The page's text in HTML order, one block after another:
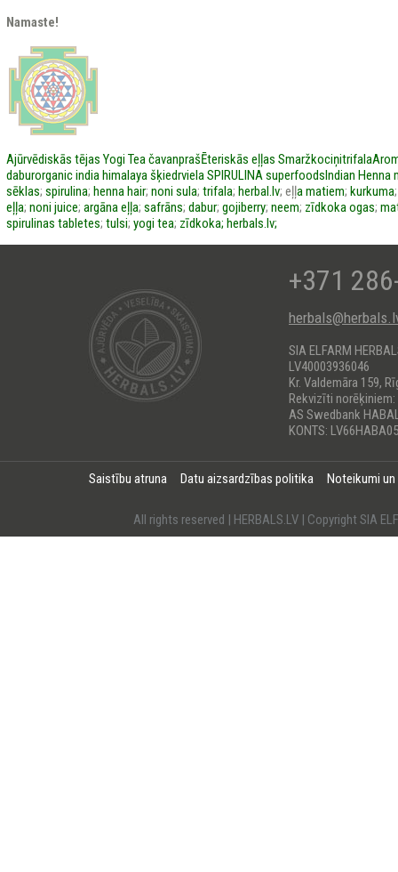
Namaste!
Ajūrvēdiskās tējas Yogi TeačavanprašĒteriskās eļļas Smaržkociņitrifala
daburorganic india himalayašķiedrvielaSPIRULINAsuperfoods Indian Henna
sēklas; spirulina; henna hair; noni sula; trifala; herbal.lv; eļļ a matiem; kurkuma
eļļa; noni juice; argāna eļļa; safrāns; dabur; gojiberry; neem; zīdkoka ogas;
spirulinas tabletes; tulsi; yogi tea; zīdkoka; herbals.lv;
+371
SIA ELFARM
LV40003936046
Kr. Valdemāra 159,
Rekvizīti norēķiniem:
AS Swedbank
KONTS:
Saistību atruna Datu aizsardzības politika Noteikumi
All rights reserved | HERBALS.LV | Copyright SIA